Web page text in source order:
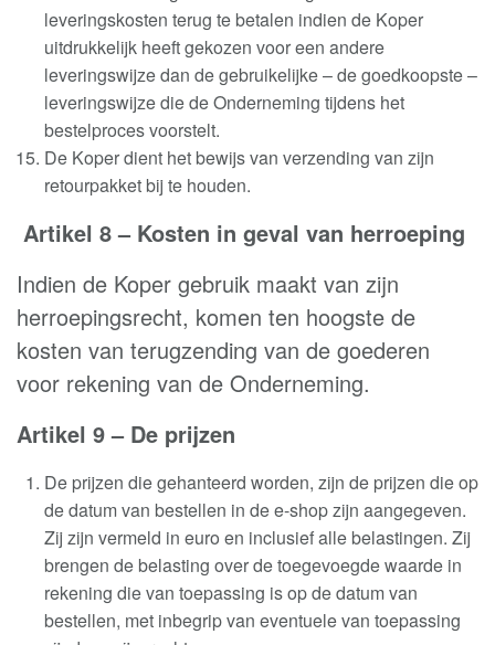
leveringskosten terug te betalen indien de Koper
uitdrukkelijk heeft gekozen voor een andere
leveringswijze dan de gebruikelijke – de goedkoopste –
leveringswijze die de Onderneming tijdens het
bestelproces voorstelt.
De Koper dient het bewijs van verzending van zijn
retourpakket bij te houden.
Artikel 8 – Kosten in geval van herroeping
Indien de Koper gebruik maakt van zijn
herroepingsrecht, komen ten hoogste de
kosten van terugzending van de goederen
voor rekening van de Onderneming.
Artikel 9 – De prijzen
De prijzen die gehanteerd worden, zijn de prijzen die op
de datum van bestellen in de e-shop zijn aangegeven.
Zij zijn vermeld in euro en inclusief alle belastingen. Zij
brengen de belasting over de toegevoegde waarde in
rekening die van toepassing is op de datum van
bestellen, met inbegrip van eventuele van toepassing